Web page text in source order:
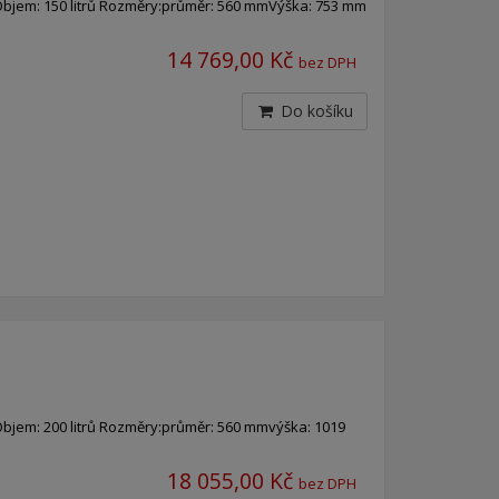
150 litrů Rozměry:průměr: 560 mmVýška: 753 mm
14 769,00 Kč bez DPH
Do košíku
200 litrů Rozměry:průměr: 560 mmvýška: 1019
18 055,00 Kč bez DPH